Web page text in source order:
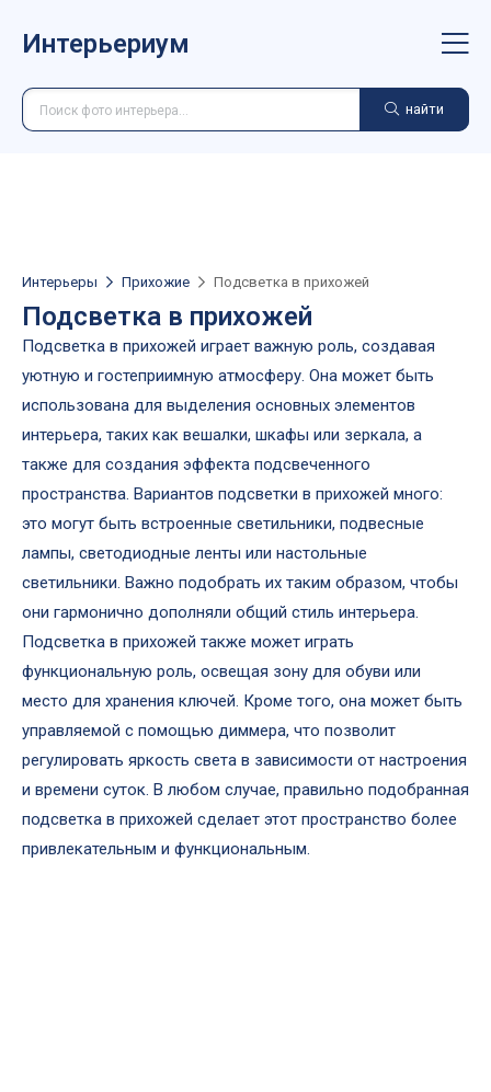
Интерьериум
найти
Интерьеры Прихожие Подсветка в прихожей
Подсветка в прихожей
Подсветка в прихожей играет важную роль, создавая
уютную и гостеприимную атмосферу. Она может быть
использована для выделения основных элементов
интерьера, таких как вешалки, шкафы или зеркала, а
также для создания эффекта подсвеченного
пространства. Вариантов подсветки в прихожей много:
это могут быть встроенные светильники, подвесные
лампы, светодиодные ленты или настольные
светильники. Важно подобрать их таким образом, чтобы
они гармонично дополняли общий стиль интерьера.
Подсветка в прихожей также может играть
функциональную роль, освещая зону для обуви или
место для хранения ключей. Кроме того, она может быть
управляемой с помощью диммера, что позволит
регулировать яркость света в зависимости от настроения
и времени суток. В любом случае, правильно подобранная
подсветка в прихожей сделает этот пространство более
привлекательным и функциональным.